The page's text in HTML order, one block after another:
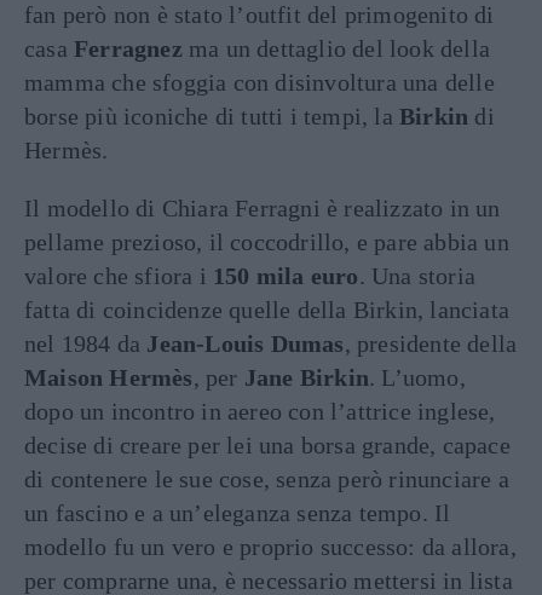
fan però non è stato l’outfit del primogenito di
casa Ferragnez ma un dettaglio del look della
mamma che sfoggia con disinvoltura una delle
borse più iconiche di tutti i tempi, laBirkin di
Hermès.
Il modello di Chiara Ferragni è realizzato in un
pellame prezioso, il coccodrillo, e pare abbia un
valore che sfiora i 150 mila euro. Una storia
fatta di coincidenze quelle della Birkin, lanciata
nel 1984 da Jean-Louis Dumas, presidente della
Maison Hermès, per Jane Birkin. L’uomo,
dopo un incontro in aereo con l’attrice inglese,
decise di creare per lei una borsa grande, capace
di contenere le sue cose, senza però rinunciare a
un fascino e a un’eleganza senza tempo. Il
modello fu un vero e proprio successo: da allora,
per comprarne una, è necessario mettersi in lista